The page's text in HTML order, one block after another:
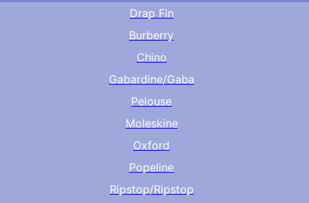
Drap Fin
Burberry
Chino
Gabardine/Gaba
Pelouse
Moleskine
Oxford
Popeline
Ripstop/Ripstop